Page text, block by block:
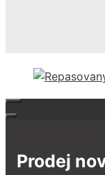
Prodej